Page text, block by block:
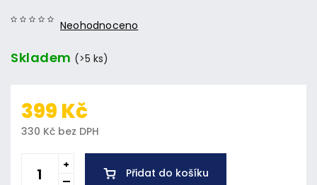
Neohodnoceno
Skladem (>5 ks)
399 Kč
330 Kč bez DPH
Přidat do košíku